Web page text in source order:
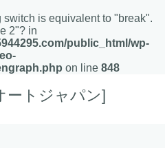
switch is equivalent to "break".
2"? in
public_html/wp-
on line 848
ートジャパン]